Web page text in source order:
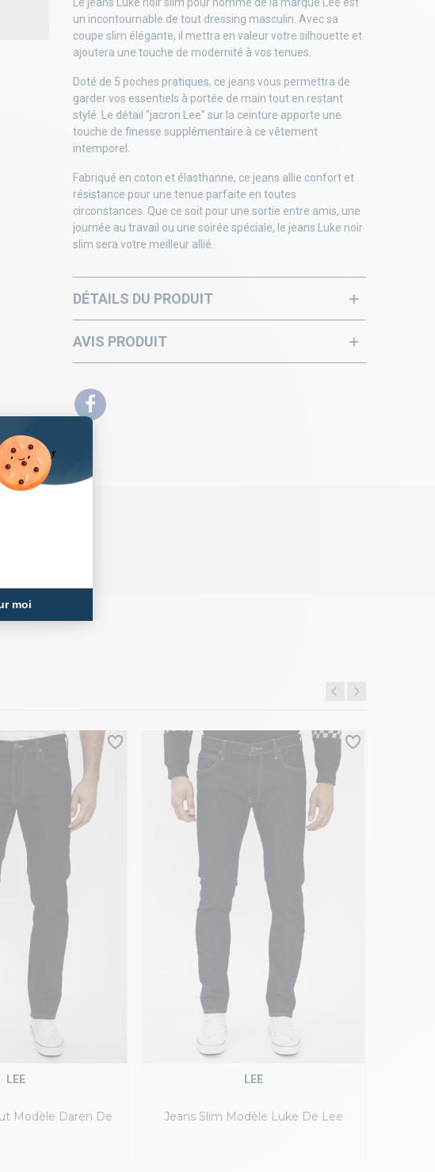
Le jeans Luke noir slim pour homme de la marque Lee est
un incontournable de tout dressing masculin. Avec sa
coupe slim élégante, il mettra en valeur votre silhouette et
ajoutera une touche de modernité à vos tenues.
Doté de 5 poches pratiques, ce jeans vous permettra de
garder vos essentiels à portée de main tout en restant
stylé. Le détail "jacron Lee" sur la ceinture apporte une
touche de finesse supplémentaire à ce vêtement
intemporel.
Fabriqué en coton et élasthanne, ce jeans allie confort et
résistance pour une tenue parfaite en toutes
circonstances. Que ce soit pour une sortie entre amis, une
journée au travail ou une soirée spéciale, le jeans Luke noir
slim sera votre meilleur allié.
DÉTAILS DU PRODUIT
AVIS PRODUIT
Modèle Daren De
LEE
Jeans Slim Modèle Luke De Lee
LEE